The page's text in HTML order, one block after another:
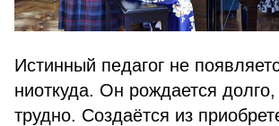
Истинный педагог не
ниоткуда. Он рождается
трудно. Создаётся из